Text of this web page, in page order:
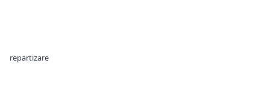
repartizare